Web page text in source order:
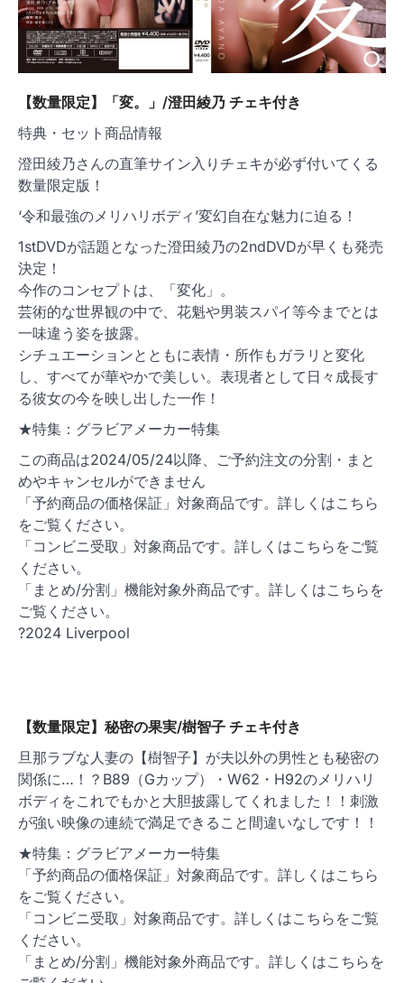
【数量限定】「変。」/澄田綾乃 チェキ付き
特典・セット商品情報
澄田綾乃さんの直筆サイン入りチェキが必ず付いてくる
数量限定版！
‘令和最強のメリハリボディ’変幻自在な魅力に迫る！
1stDVDが話題となった澄田綾乃の2ndDVDが早くも発売
決定！
今作のコンセプトは、「変化」。
芸術的な世界観の中で、花魁や男装スパイ等今までとは
一味違う姿を披露。
シチュエーションとともに表情・所作もガラリと変化
し、すべてが華やかで美しい。表現者として日々成長す
る彼女の今を映し出した一作！
★特集：グラビアメーカー特集
この商品は2024/05/24以降、ご予約注文の分割・まと
めやキャンセルができません
「予約商品の価格保証」対象商品です。詳しくはこちら
をご覧ください。
「コンビニ受取」対象商品です。詳しくはこちらをご覧
ください。
「まとめ/分割」機能対象外商品です。詳しくはこちらを
ご覧ください。
?2024 Liverpool
【数量限定】秘密の果実/樹智子 チェキ付き
旦那ラブな人妻の【樹智子】が夫以外の男性とも秘密の
関係に…！？B89（Gカップ）・W62・H92のメリハリ
ボディをこれでもかと大胆披露してくれました！！刺激
が強い映像の連続で満足できること間違いなしです！！
★特集：グラビアメーカー特集
「予約商品の価格保証」対象商品です。詳しくはこちら
をご覧ください。
「コンビニ受取」対象商品です。詳しくはこちらをご覧
ください。
「まとめ/分割」機能対象外商品です。詳しくはこちらを